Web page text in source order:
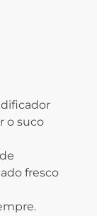
o suco
fresco